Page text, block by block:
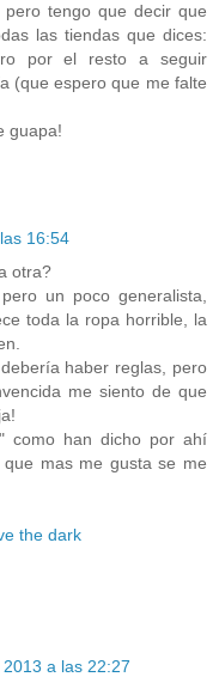
tengo que decir que
las tiendas que dices:
por el resto a seguir
(que espero que me falte
guapa!
16:54
otra?
un poco generalista,
toda la ropa horrible, la
haber reglas, pero
me siento de que
como han dicho por ahí
mas me gusta se me
the dark
a las 22:27